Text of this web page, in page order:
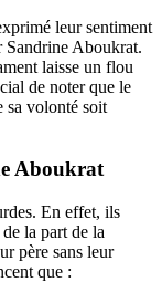
leur sentiment
Sandrine Aboukrat.
laisse un flou
de noter que le
sa volonté soit
Aboukrat
En effet, ils
la part de la
père sans leur
que :